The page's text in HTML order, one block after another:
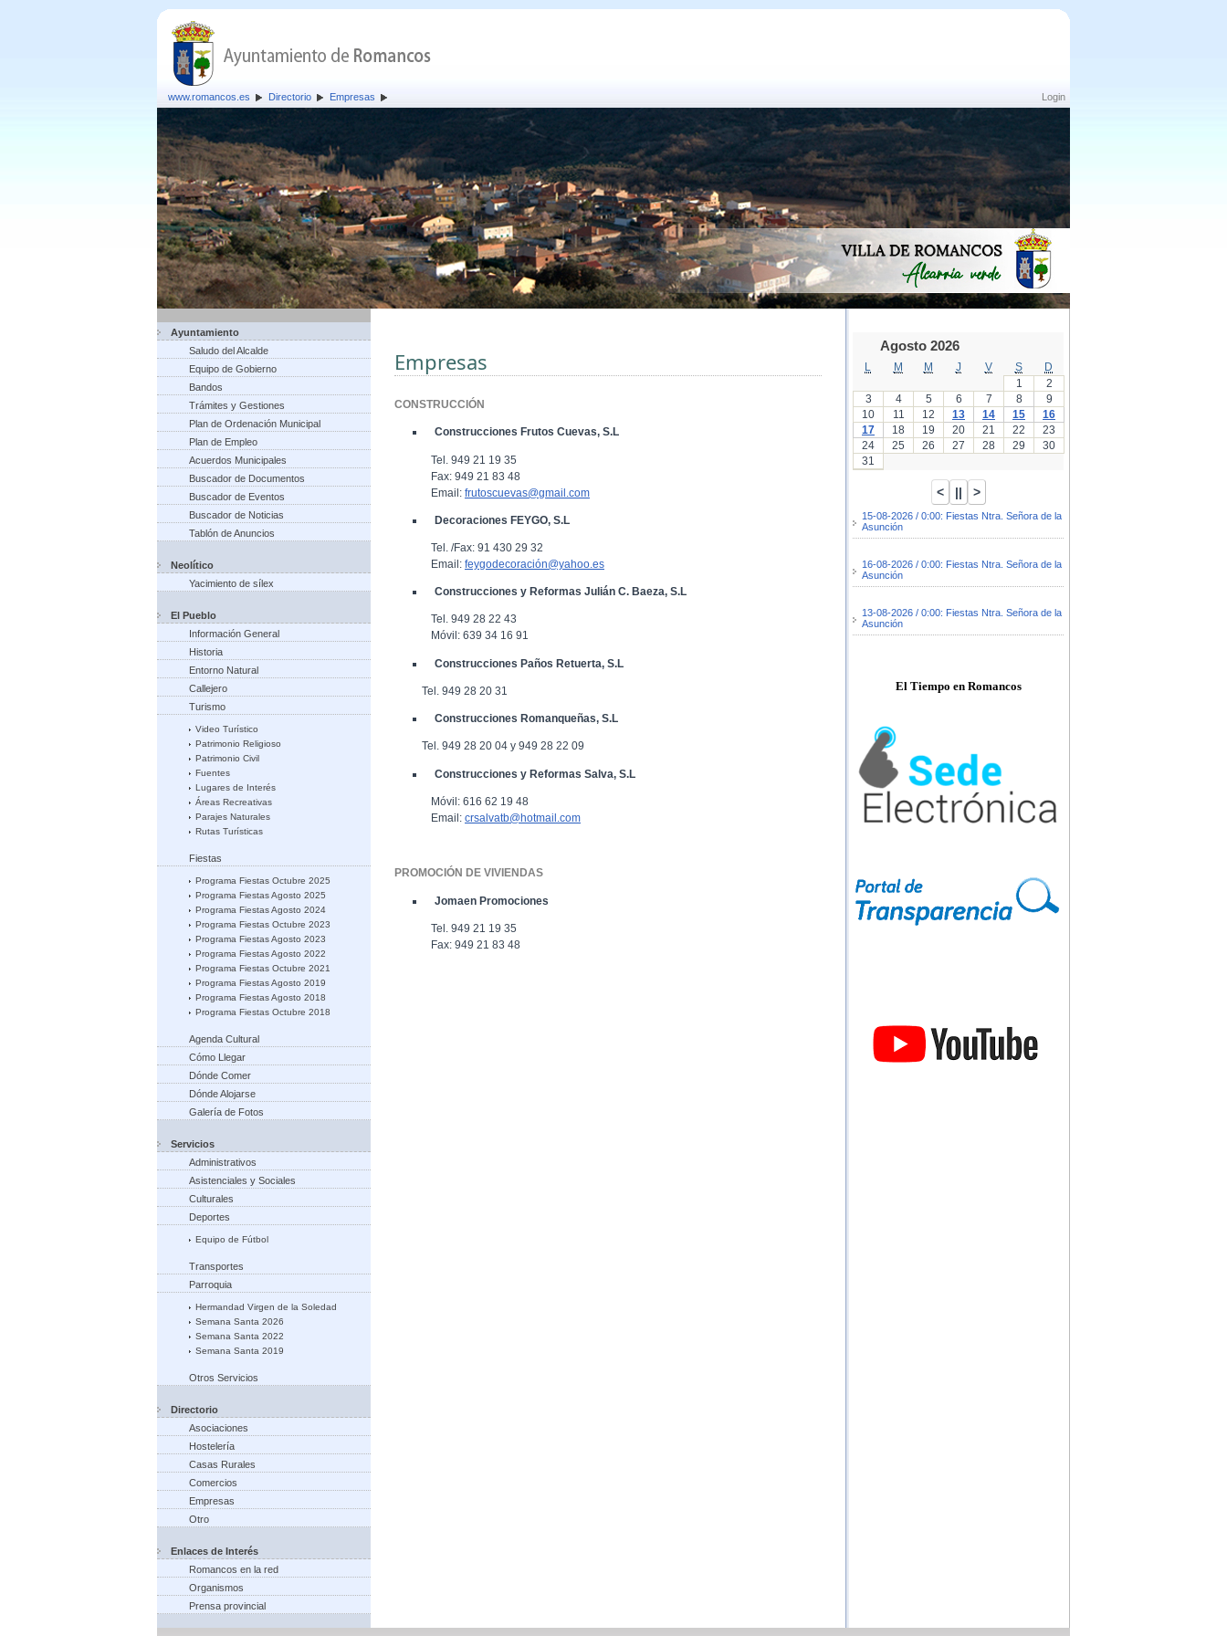
Login
www.romancos.es Directorio Empresas
Ayuntamiento
Saludo del Alcalde
Equipo de Gobierno
Bandos
Trámites y Gestiones
Plan de Ordenación Municipal
Plan de Empleo
Acuerdos Municipales
Buscador de Documentos
Buscador de Eventos
Buscador de Noticias
Tablón de Anuncios
Neolítico
Yacimiento de sílex
El Pueblo
Información General
Historia
Entorno Natural
Callejero
Turismo
Video Turístico
Patrimonio Religioso
Patrimonio Civil
Fuentes
Lugares de Interés
Áreas Recreativas
Parajes Naturales
Rutas Turísticas
Fiestas
Programa Fiestas Octubre 2025
Programa Fiestas Agosto 2025
Programa Fiestas Agosto 2024
Programa Fiestas Octubre 2023
Programa Fiestas Agosto 2023
Programa Fiestas Agosto 2022
Programa Fiestas Octubre 2021
Programa Fiestas Agosto 2019
Programa Fiestas Agosto 2018
Programa Fiestas Octubre 2018
Agenda Cultural
Cómo Llegar
Dónde Comer
Dónde Alojarse
Galería de Fotos
Servicios
Administrativos
Asistenciales y Sociales
Culturales
Deportes
Equipo de Fútbol
Transportes
Parroquia
Hermandad Virgen de la Soledad
Semana Santa 2026
Semana Santa 2022
Semana Santa 2019
Otros Servicios
Directorio
Asociaciones
Hostelería
Casas Rurales
Comercios
Empresas
Otro
Enlaces de Interés
Romancos en la red
Organismos
Prensa provincial
Empresas
CONSTRUCCIÓN
Construcciones Frutos Cuevas, S.L
Tel. 949 21 19 35
Fax: 949 21 83 48
Email: frutoscuevas@gmail.com
Decoraciones FEYGO, S.L
Tel. /Fax: 91 430 29 32
Email: feygodecoración@yahoo.es
Construcciones y Reformas Julián C. Baeza, S.L
Tel. 949 28 22 43
Móvil: 639 34 16 91
Construcciones Paños Retuerta, S.L
Tel. 949 28 20 31
Construcciones Romanqueñas, S.L
Tel. 949 28 20 04 y 949 28 22 09
Construcciones y Reformas Salva, S.L
Móvil: 616 62 19 48
Email: crsalvatb@hotmail.com
PROMOCIÓN DE VIVIENDAS
Jomaen Promociones
Tel. 949 21 19 35
Fax: 949 21 83 48
Agosto 2026
M M J V S
D
1
2
3
4 5 6 7 8
9
10
11 12 13 14 15
16
17
18 19 20 21 22
23
24
25 26 27 28 29
30
31
15-08-2026 / 0:00: Fiestas Ntra. Señora de la
Asunción
16-08-2026 / 0:00: Fiestas Ntra. Señora de la
Asunción
13-08-2026 / 0:00: Fiestas Ntra. Señora de la
Asunción
El Tiempo en Romancos